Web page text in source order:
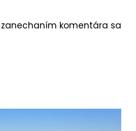
komentára sa